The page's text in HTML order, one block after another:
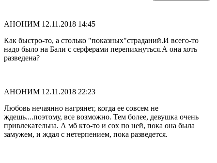
АНОНИМ 12.11.2018 14:45
Как быстро-то, а столько "показных"страданий.И всего-то
надо было на Бали с серферами перепихнуться.А она хоть
разведена?
АНОНИМ 12.11.2018 22:23
Любовь нечаянно нагрянет, когда ее совсем не
ждешь....поэтому, все возможно. Тем более, девушка очень
привлекательна. А мб кто-то и сох по ней, пока она была
замужем, и ждал с нетерпением, пока разведется.